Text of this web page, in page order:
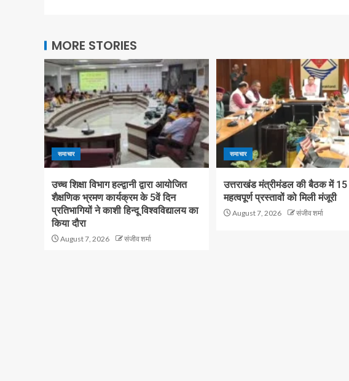
MORE STORIES
समाचार
उच्च शिक्षा विभाग हल्द्वानी द्वारा आयोजित
शैक्षणिक भ्रमण कार्यक्रम के 5वें दिन
प्रतिभागियों ने काशी हिन्दू विश्वविद्यालय का
किया दौरा
August 7, 2026 संजीव शर्मा
समाचार
उत्तराखंड मंत्रीमंडल की बैठक में 15
महत्वपूर्ण प्रस्तावों को मिली मंजूरी
August 7, 2026 संजीव शर्मा